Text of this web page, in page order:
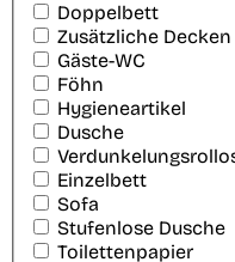
Doppelbett
Zusätzliche Decken
Gäste-WC
Föhn
Hygieneartikel
Dusche
Einzelbett
Sofa
Stufenlose Dusche
Toilettenpapier